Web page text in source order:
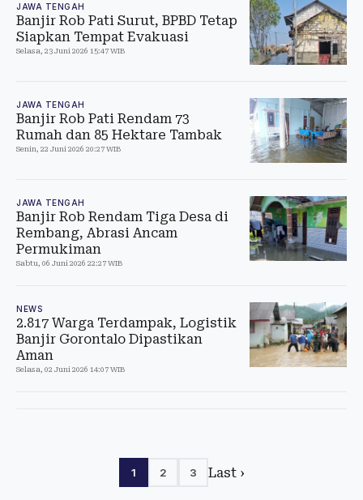
JAWA TENGAH
Banjir Rob Pati Surut, BPBD Tetap
Siapkan Tempat Evakuasi
Selasa, 23 Juni 2026 15:47 WIB
JAWA TENGAH
Banjir Rob Pati Rendam 73
Rumah dan 85 Hektare Tambak
Senin, 22 Juni 2026 20:27 WIB
JAWA TENGAH
Banjir Rob Rendam Tiga Desa di
Rembang, Abrasi Ancam
Permukiman
Sabtu, 06 Juni 2026 22:27 WIB
NEWS
2.817 Warga Terdampak, Logistik
Banjir Gorontalo Dipastikan
Aman
Selasa, 02 Juni 2026 14:07 WIB
1 2 3 Last ›